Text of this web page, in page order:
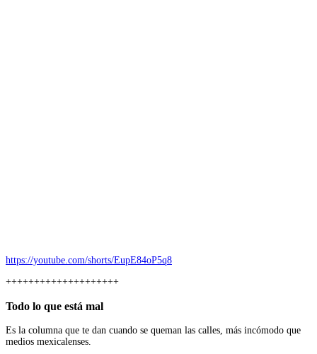
https://youtube.com/shorts/EupE84oP5q8
++++++++++++++++++++
Todo lo que está mal
Es la columna que te dan cuando se queman las calles, más incómodo que
medios mexicalenses.